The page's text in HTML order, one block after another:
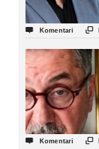
 Komentari 
 Komentari 